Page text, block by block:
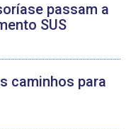
passam a
SUS
caminhos para